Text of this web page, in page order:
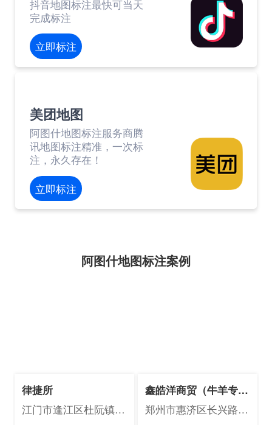
抖音地图标注最快可当天
完成标注
立即标注
美团地图
阿图什地图标注服务商腾
讯地图标注精准，一次标
注，永久存在！
立即标注
阿图什地图标注案例
律捷所
江门市逢江区杜阮镇江
鑫皓洋商贸（牛羊专
卖）
郑州市惠济区长兴路街